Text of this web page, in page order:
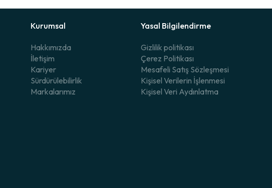
Kurumsal
Hakkımızda
İletişim
Kariyer
Sürdürülebilirlik
Markalarımız
Yasal Bilgilendirme
Gizlilik politikası
Çerez Politikası
Mesafeli Satış Sözleşmesi
Kişisel Verilerin İşlenmesi
Kişisel Veri Aydınlatma